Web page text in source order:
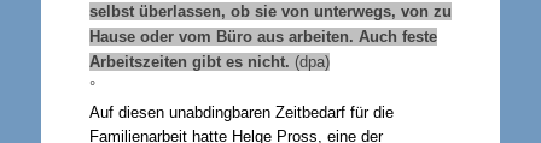
selbst überlassen, ob sie von unterwegs, von zu
Hause oder vom Büro aus arbeiten. Auch feste
Arbeitszeiten gibt es nicht. (dpa)
°
Auf diesen unabdingbaren Zeitbedarf für die
Familienarbeit hatte Helge Pross, eine der